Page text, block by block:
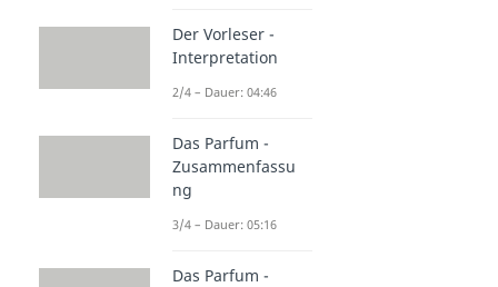
Der Vorleser -
Interpretation
2/4 – Dauer: 04:46
Das Parfum -
Zusammenfassu
ng
3/4 – Dauer: 05:16
Das Parfum -